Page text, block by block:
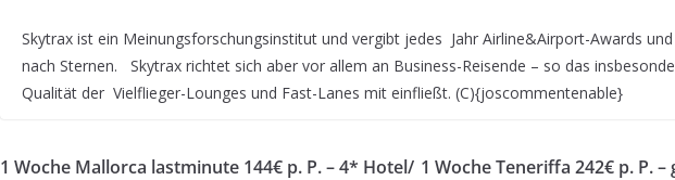
Skytrax ist ein Meinungsforschungsinstitut und vergibt jedes Jahr Airline&Airport-Awards
nach Sternen. Skytrax richtet sich aber vor allem an Business-Reisende – so das
Qualität der Vielflieger-Lounges und Fast-Lanes mit einfließt. (C){joscommentenable}
1 Woche Mallorca lastminute 144€ p. P. – 4* Hotel/ 1 Woche Teneriffa 242€ p. P.